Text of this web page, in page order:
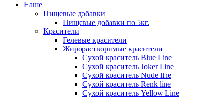
Наше
Пищевые добавки
Пищевые добавки по 5кг.
Красители
Гелевые красители
Жирорастворимые красители
Сухой краситель Blue Line
Сухой краситель Joker Line
Сухой краситель Nude line
Сухой краситель Renk line
Сухой краситель Yellow Line